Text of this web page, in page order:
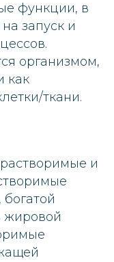
функции, в
запуск и
организмом,
как
ткани.
и
жировой